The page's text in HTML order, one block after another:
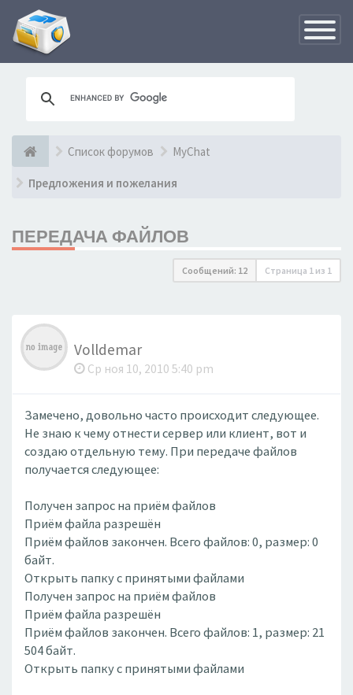
Список форумов MyChat
Предложения и пожелания
ПЕРЕДАЧА ФАЙЛОВ
Сообщений: 12 Страница 1 из 1
Volldemar
Ср ноя 10, 2010 5:40 pm
Замечено, довольно часто происходит следующее.
Не знаю к чему отнести сервер или клиент, вот и
создаю отдельную тему. При передаче файлов
получается следующее:
Получен запрос на приём файлов
Приём файла разрешён
Приём файлов закончен. Всего файлов: 0, размер: 0
байт.
Открыть папку с принятыми файлами
Получен запрос на приём файлов
Приём файла разрешён
Приём файлов закончен. Всего файлов: 1, размер: 21
504 байт.
Открыть папку с принятыми файлами